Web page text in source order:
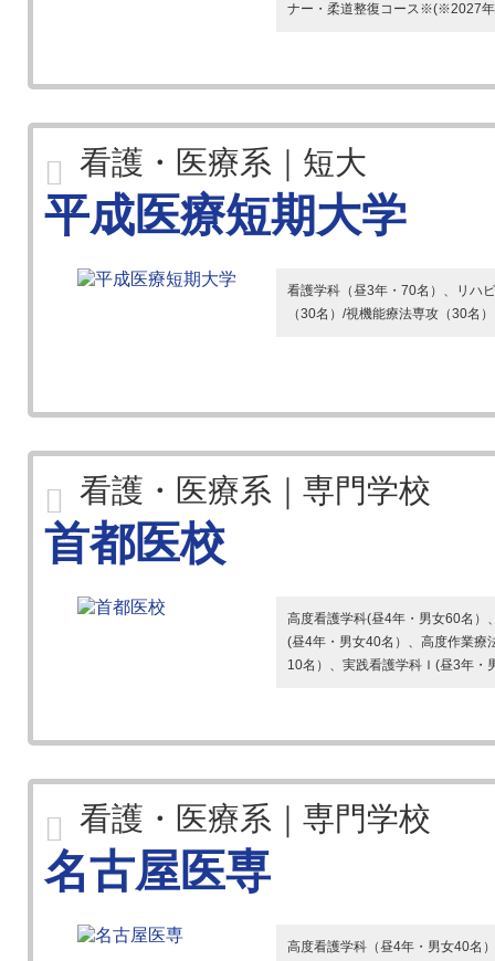
ナー・柔道整復コース※(※2027年
看護・医療系｜短大
平成医療短期大学
看護学科（昼3年・70名）、リハ
（30名）/視機能療法専攻（30名
看護・医療系｜専門学校
首都医校
高度看護学科(昼4年・男女60名）
(昼4年・男女40名）、高度作業療
10名）、実践看護学科Ｉ(昼3年・
看護・医療系｜専門学校
名古屋医専
高度看護学科（昼4年・男女40名